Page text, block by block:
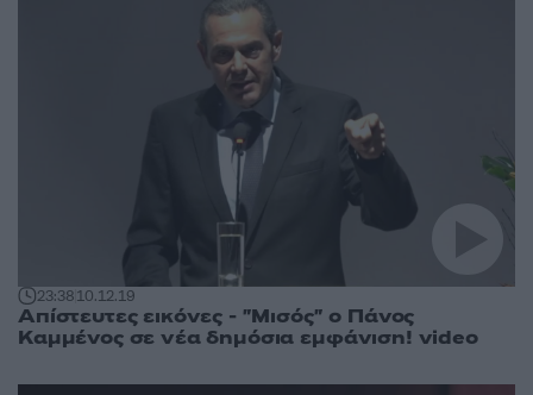
23:3810.12.19
Απίστευτες εικόνες - "Μισός" ο Πάνος
Καμμένος σε νέα δημόσια εμφάνιση! video